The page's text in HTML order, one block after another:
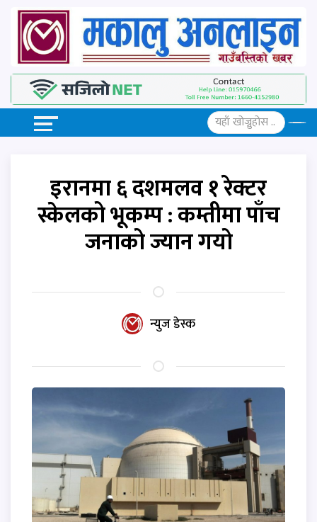
इरानमा ६ दशमलव १ रेक्टर
स्केलको भूकम्प : कम्तीमा पाँच
जनाको ज्यान गयो
न्युज डेस्क